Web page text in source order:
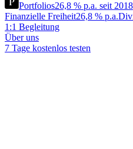
Portfolios26,8 % p.a. seit 2018
Finanzielle Freiheit26,8 % p.a.
1:1 Begleitung
Über uns
7 Tage kostenlos testen